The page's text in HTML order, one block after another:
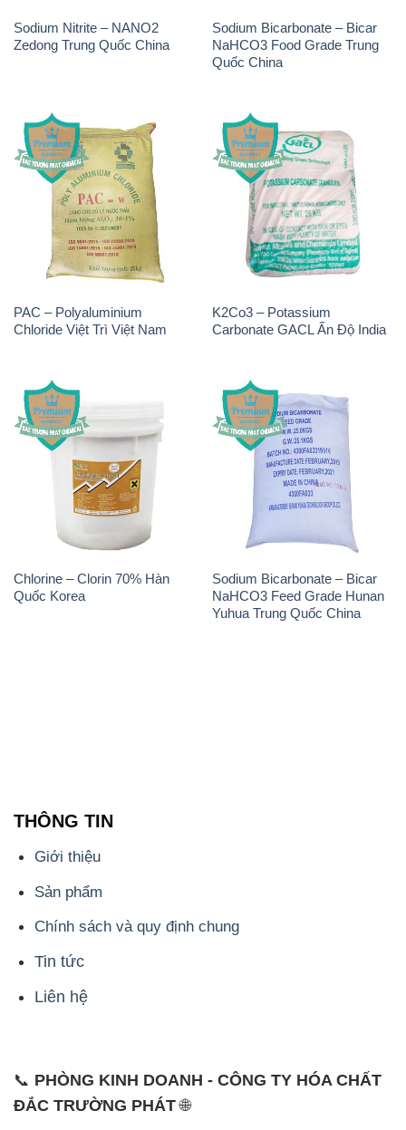
Sodium Nitrite – NANO2
Zedong Trung Quốc China
Sodium Bicarbonate – Bicar
NaHCO3 Food Grade Trung
Quốc China
PAC – Polyaluminium
Chloride Việt Trì Việt Nam
K2Co3 – Potassium
Carbonate GACL Ấn Độ India
Chlorine – Clorin 70% Hàn
Quốc Korea
Sodium Bicarbonate – Bicar
NaHCO3 Feed Grade Hunan
Yuhua Trung Quốc China
THÔNG TIN
Giới thiệu
Sản phẩm
Chính sách và quy định chung
Tin tức
Liên hệ
📞 PHÒNG KINH DOANH - CÔNG TY HÓA CHẤT
ĐẮC TRƯỜNG PHÁT🌐